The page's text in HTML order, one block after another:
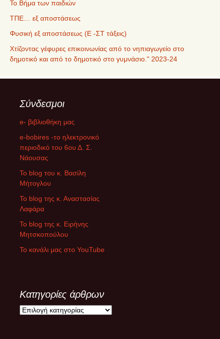
Το Βήμα των παιδιών
ΤΠΕ… εξ αποστάσεως
Φυσική εξ αποστάσεως (Ε -ΣΤ τάξεις)
Χτίζοντας γέφυρες επικοινωνίας από το νηπιαγωγείο στο
δημοτικό και από το δημοτικό στο γυμνάσιο." 2023-24
Σύνδεσμοι
e- βιβλιοθήκη μας
e-bobires -το ηλεκτρονικό
περιοδικό του 6ου Δ. Σ.
Νάουσας
To blog του κ. Βασίλη
Μήτογλου
Το blog της κ. Αναστασίας
Λαφάρα
Το blog της κ. Ειρήνης
Μητσκοπούλου
Το κανάλι μας στο YouTube
Κατηγορίες άρθρων
Κ